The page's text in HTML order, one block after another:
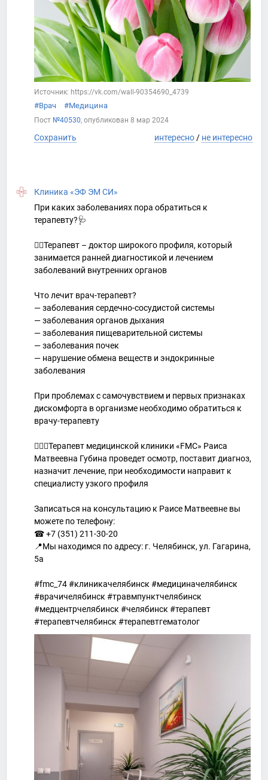
Источник: https://vk.com/wall-90354690_4739
#Врач #Медицина
Пост №40530, опубликован 8 мар 2024
Сохранить интересно / не интересно
Клиника «ЭФ ЭМ СИ»
При каких заболеваниях пора обратиться к
терапевту?🩺
☝🏻Терапевт – доктор широкого профиля, который
занимается ранней диагностикой и лечением
заболеваний внутренних органов
Что лечит врач-терапевт?
— заболевания сердечно-сосудистой системы
— заболевания органов дыхания
— заболевания пищеварительной системы
— заболевания почек
— нарушение обмена веществ и эндокринные
заболевания
При проблемах с самочувствием и первых признаках
дискомфорта в организме необходимо обратиться к
врачу-терапевту
🧑🏽‍⚕Терапевт медицинской клиники «FMC» Раиса
Матвеевна Губина проведет осмотр, поставит диагноз,
назначит лечение, при необходимости направит к
специалисту узкого профиля
Записаться на консультацию к Раисе Матвеевне вы
можете по телефону:⁣⁣⠀
☎ +7 (351) 211-30-20 ⁣⁣⠀
📍Мы находимся по адресу: г. Челябинск, ул. Гагарина,
5а
#fmc_74 #клиникачелябинск #медициначелябинск
#врачичелябинск #травмпунктчелябинск
#медцентрчелябинск #челябинск #терапевт
#терапевтчелябинск #терапевтгематолог